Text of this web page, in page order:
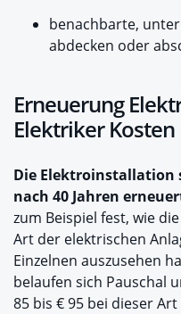
benachbarte,
abdecken oder
Erneuerung
Elektriker Kosten
Die Elektroinstallation
nach 40 Jahren
zum Beispiel fest, wie
Art der elektrischen
Einzelnen auszusehen
belaufen sich Pauschal
85 bis € 95 bei dieser